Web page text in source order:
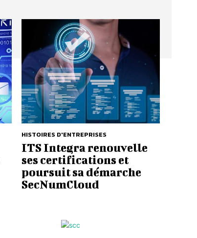
HISTOIRES D'ENTREPRISES
ITS Integra renouvelle
ses certifications et
poursuit sa démarche
SecNumCloud